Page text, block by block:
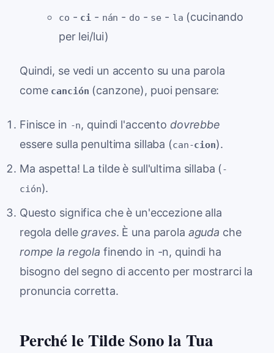
co - ci - nán - do - se - la (cucinando
per lei/lui)
Quindi, se vedi un accento su una parola
come canción (canzone), puoi pensare:
Finisce in -n, quindi l'accento dovrebbe
essere sulla penultima sillaba (can-cion).
Ma aspetta! La tilde è sull'ultima sillaba (-
ción).
Questo significa che è un'eccezione alla
regola delle graves. È una parola aguda che
rompe la regola finendo in -n, quindi ha
bisogno del segno di accento per mostrarci la
pronuncia corretta.
Perché le Tilde Sono la Tua